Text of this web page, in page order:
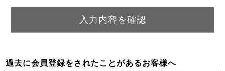
過去に会員登録をされたことがあるお客様へ